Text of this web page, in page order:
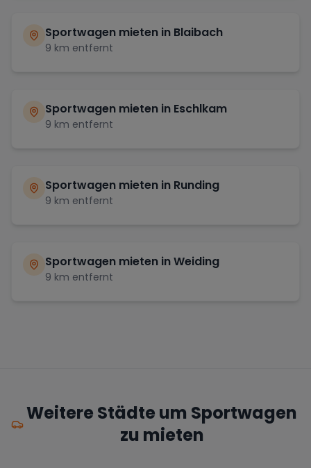
Sportwagen mieten in Blaibach
9 km entfernt
Sportwagen mieten in Eschlkam
9 km entfernt
Sportwagen mieten in Runding
9 km entfernt
Sportwagen mieten inWeiding
9 km entfernt
Weitere Städte um Sportwagen
zu mieten